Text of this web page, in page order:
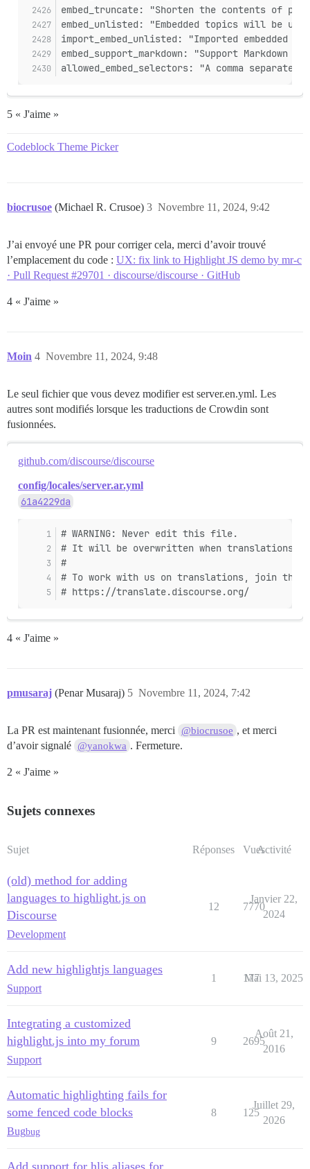
embed_truncate: "Shorten the contents of
embed_unlisted: "Embedded topics will be
import_embed_unlisted: "Imported
embed_support_markdown: "Support Markdown
allowed_embed_selectors: "A comma
5 « J'aime »
Codeblock Theme Picker
biocrusoe (Michael R. Crusoe) Novembre 11, 2024, 9:42
3
J’ai envoyé une PR pour corriger cela, merci d’avoir trouvé
l’emplacement du code : UX: fix link to Highlight JS demo by mr-c
· Pull Request #29701 · discourse/discourse · GitHub
4 « J'aime »
Moin Novembre 11, 2024, 9:48
4
Le seul fichier que vous devez modifier est server.en.yml. Les
autres sont modifiés lorsque les traductions de Crowdin sont
fusionnées.
github.com/discourse/discourse
config/locales/server.ar.yml
61a4229da
# WARNING: Never edit this file.
# It will be overwritten when translations
#
# To work with us on translations, join this
# https://translate.discourse.org/
4 « J'aime »
pmusaraj (Penar Musaraj) Novembre 11, 2024, 7:42
5
La PR est maintenant fusionnée, merci @biocrusoe , et merci
d’avoir signalé @yanokwa . Fermeture.
2 « J'aime »
Sujets connexes
Sujet Réponses VuesActivité
(old) method for adding
languages to highlight.js on
Discourse
Development
12 7770
Janvier 22,
2024
Add new highlightjs languages
Support
1 177
Mai 13, 2025
Integrating a customized
highlight.js into my forum
Support
9 2695
Août 21,
2016
Automatic highlighting fails for
some fenced code blocks
Bugbug
8 125
Juillet 29,
2026
Add support for hljs aliases for